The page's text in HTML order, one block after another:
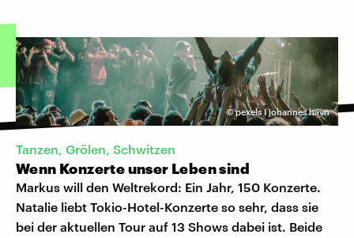
©pexels I johannes havn
Tanzen, Grölen, Schwitzen
Wenn Konzerte unser Leben sind
Markus will den Weltrekord: Ein Jahr, 150 Konzerte.
Natalie liebt Tokio-Hotel-Konzerte so sehr, dass sie
bei der aktuellen Tour auf 13 Shows dabei ist. Beide